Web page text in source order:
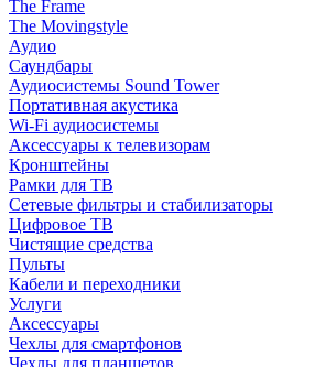
The Frame
The Movingstyle
Аудио
Саундбары
Аудиосистемы Sound Tower
Портативная акустика
Wi-Fi аудиосистемы
Аксессуары к телевизорам
Кронштейны
Рамки для ТВ
Сетевые фильтры и стабилизаторы
Цифровое ТВ
Чистящие средства
Пульты
Кабели и переходники
Услуги
Аксессуары
Чехлы для смартфонов
Чехлы для планшетов